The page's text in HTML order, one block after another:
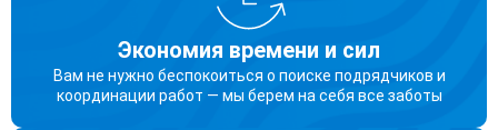
Экономия времени и сил
Вам не нужно беспокоиться о поиске подрядчиков и
координации работ — мы берем на себя все заботы